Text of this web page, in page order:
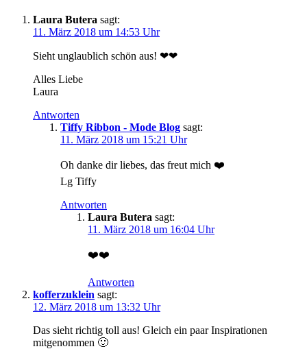
Laura Butera sagt:
11. März 2018 um 14:53 Uhr
Sieht unglaublich schön aus! ❤❤
Alles Liebe
Laura
Antworten
Tiffy Ribbon - Mode Blog sagt:
11. März 2018 um 15:21 Uhr
Oh danke dir liebes, das freut mich ❤️
Lg Tiffy
Antworten
Laura Butera sagt:
11. März 2018 um 16:04 Uhr
❤️❤️
Antworten
kofferzuklein sagt:
12. März 2018 um 13:32 Uhr
Das sieht richtig toll aus! Gleich ein paar Inspirationen
mitgenommen 🙂